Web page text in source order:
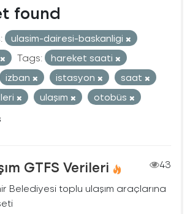
found
ulasim-dairesi-baskanligi
Tags:
hareket saati
izban istasyon
saat
ulaşım
otobüs
GTFS Verileri
43
Belediyesi toplu ulaşım araçlarına